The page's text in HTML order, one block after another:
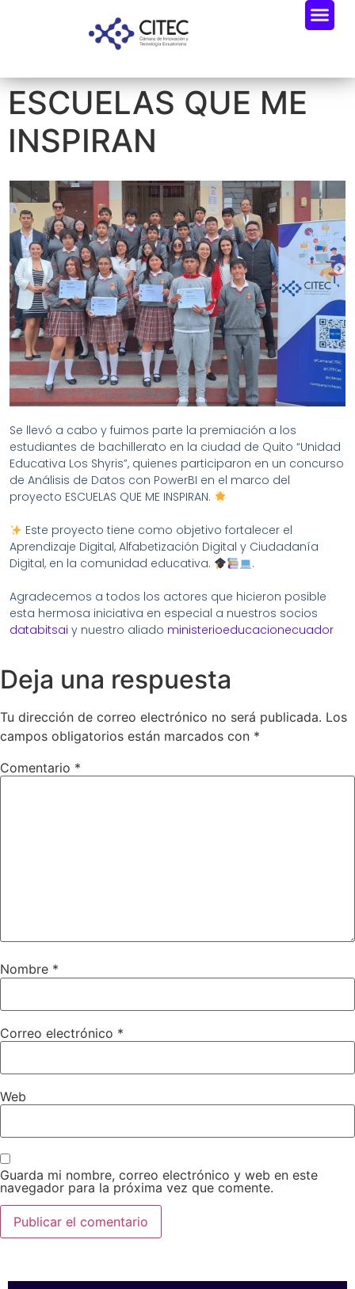
ESCUELAS QUE ME
INSPIRAN
Se llevó a cabo y fuimos parte la premiación a los
estudiantes de bachillerato en la ciudad de Quito “Unidad
Educativa Los Shyris”, quienes participaron en un concurso
de Análisis de Datos con PowerBI en el marco del
proyecto ESCUELAS QUE ME INSPIRAN.
Este proyecto tiene como objetivo fortalecer el
Aprendizaje Digital, Alfabetización Digital y Ciudadanía
Digital, en la comunidad educativa.
.
Agradecemos a todos los actores que hicieron posible
esta hermosa iniciativa en especial a nuestros socios
databitsai y nuestro aliado ministerioeducacionecuador
Deja una respuesta
Tu dirección de correo electrónico no será publicada. Los
campos obligatorios están marcados con *
Comentario *
Nombre *
Correo electrónico *
Web
Guarda mi nombre, correo electrónico y web en este
navegador para la próxima vez que comente.